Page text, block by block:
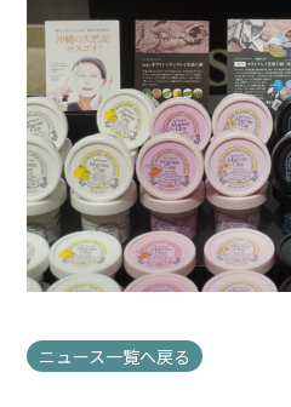
ニュース一覧へ戻る